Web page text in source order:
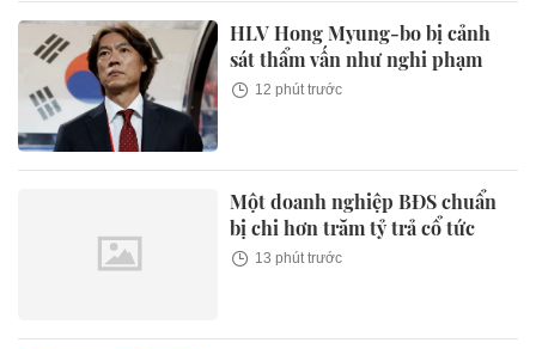
HLV Hong Myung-bo bị cảnh
sát thẩm vấn như nghi phạm
12 phút trước
Một doanh nghiệp BĐS chuẩn
bị chi hơn trăm tỷ trả cổ tức
13 phút trước